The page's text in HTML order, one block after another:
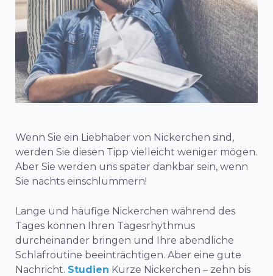
Wenn Sie ein Liebhaber von Nickerchen sind,
werden Sie diesen Tipp vielleicht weniger mögen.
Aber Sie werden uns später dankbar sein, wenn
Sie nachts einschlummern!
Lange und häufige Nickerchen während des
Tages können Ihren Tagesrhythmus
durcheinander bringen und Ihre abendliche
Schlafroutine beeinträchtigen. Aber eine gute
Nachricht. Studien Kurze Nickerchen – zehn bis